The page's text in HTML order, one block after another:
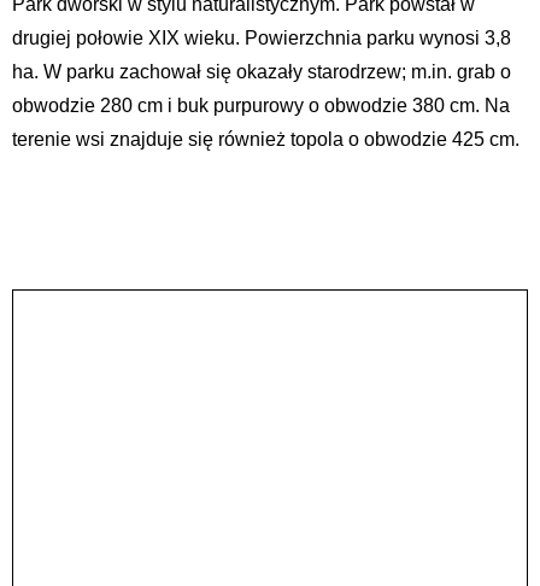
drugiej połowie XIX wieku. Powierzchnia parku wynosi 3,8
ha. W parku zachował się okazały starodrzew; m.in. grab o
obwodzie 280 cm i buk purpurowy o obwodzie 380 cm. Na
terenie wsi znajduje się również topola o obwodzie 425 cm.